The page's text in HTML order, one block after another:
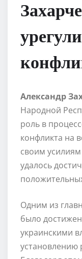
Александр
Народной
роль в
конфликта на
своим
удалось
Одним из
было
украинскими
установлению